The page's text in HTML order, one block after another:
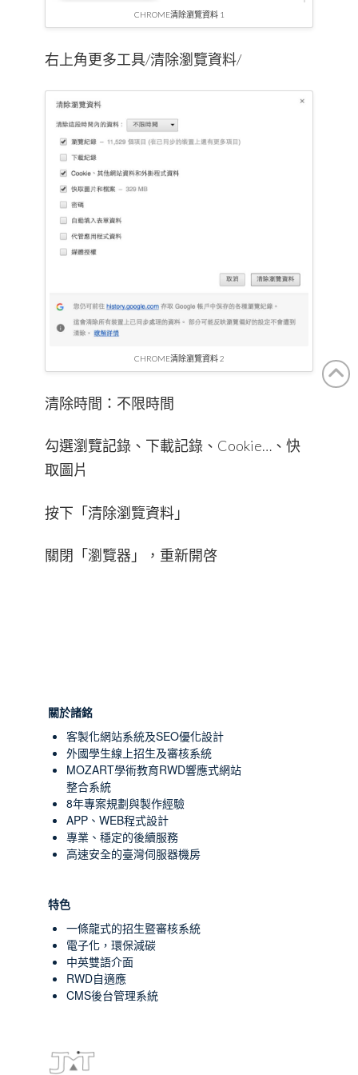
CHROME清除瀏覽資料 1
右上角更多工具/清除瀏覽資料/
CHROME清除瀏覽資料 2
清除時間：不限時間
勾選瀏覽記錄、下載記錄、Cookie…、快
取圖片
按下「清除瀏覽資料」
關閉「瀏覽器」，重新開啓
關於諸銘
客製化網站系統及SEO優化設計
外國學生線上招生及審核系統
MOZART學術教育RWD響應式網站
整合系統
8年專案規劃與製作經驗
APP、WEB程式設計
專業、穩定的後續服務
高速安全的臺灣伺服器機房
特色
一條龍式的招生暨審核系統
電子化，環保減碳
中英雙語介面
RWD自適應
CMS後台管理系統